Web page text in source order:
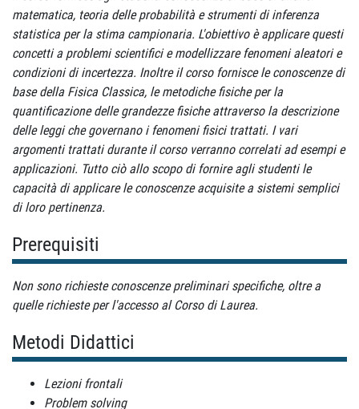
matematica, teoria delle probabilità e strumenti di inferenza
statistica per la stima campionaria. L'obiettivo è applicare questi
concetti a problemi scientifici e modellizzare fenomeni aleatori e
condizioni di incertezza. Inoltre il corso fornisce le conoscenze di
base della Fisica Classica, le metodiche fisiche per la
quantificazione delle grandezze fisiche attraverso la descrizione
delle leggi che governano i fenomeni fisici trattati. I vari
argomenti trattati durante il corso verranno correlati ad esempi e
applicazioni. Tutto ciò allo scopo di fornire agli studenti le
capacità di applicare le conoscenze acquisite a sistemi semplici
di loro pertinenza.
Prerequisiti
Non sono richieste conoscenze preliminari specifiche, oltre a
quelle richieste per l'accesso al Corso di Laurea.
Metodi Didattici
Lezioni frontali
Problem solving